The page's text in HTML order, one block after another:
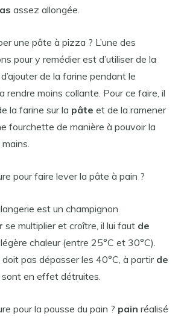
assez allongée.
une pâte à pizza ? L’une des
pour y remédier est d’utiliser de la
de la farine pendant le
rendre moins collante. Pour ce faire, il
la farine sur la pâte et de la ramener
fourchette de manière à pouvoir la
pour faire lever la pâte à pain ?
est un champignon
se multiplier et croître, il lui faut de
chaleur (entre 25°C et 30°C).
pas dépasser les 40°C, à partirde
sont en effet détruites.
pour la pousse du pain ? pain réalisé